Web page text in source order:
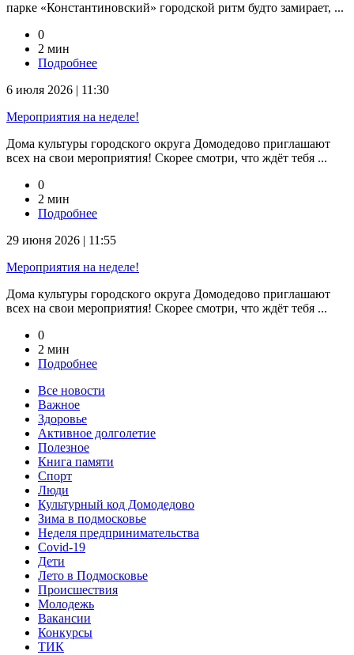
парке «Константиновский» городской ритм будто замирает, ...
0
2 мин
Подробнее
6 июля 2026 | 11:30
Мероприятия на неделе!
Дома культуры городского округа Домодедово приглашают
всех на свои мероприятия! Скорее смотри, что ждёт тебя ...
0
2 мин
Подробнее
29 июня 2026 | 11:55
Мероприятия на неделе!
Дома культуры городского округа Домодедово приглашают
всех на свои мероприятия! Скорее смотри, что ждёт тебя ...
0
2 мин
Подробнее
Все новости
Важное
Здоровье
Активное долголетие
Полезное
Книга памяти
Спорт
Люди
Культурный код Домодедово
Зима в подмосковье
Неделя предпринимательства
Covid-19
Дети
Лето в Подмосковье
Происшествия
Молодежь
Вакансии
Конкурсы
ТИК